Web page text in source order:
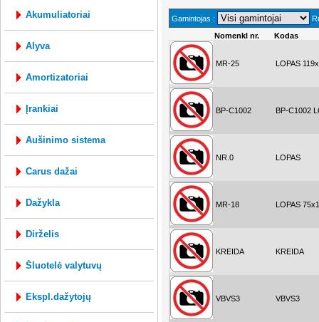
akumuliatoriai
alyva
amortizatoriai
įrankiai
aušinimo sistema
carus dažai
dažykla
dirželis
šluotelė valytuvų
ekspl.dažytojų
Gamintojas :
Nomenkl nr.
Kodas
MR-25 LOPAS
BP-C1002 BP-C1002
NR.0 LOPAS
MR-18 LOPAS
KREIDA KREIDA
VBVS3 VBVS3